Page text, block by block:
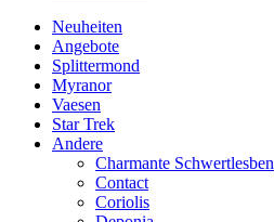
Neuheiten
Angebote
Splittermond
Myranor
Vaesen
Star Trek
Andere
Charmante Schwertlesben
Contact
Coriolis